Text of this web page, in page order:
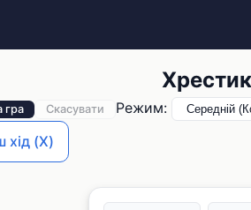
гра Скасувати Режим:
хід (X)